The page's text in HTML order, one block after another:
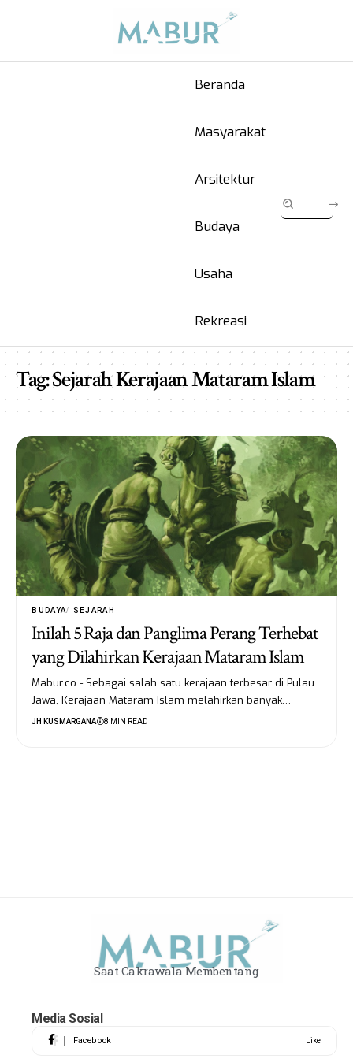
Beranda
Masyarakat
Arsitektur
Budaya
Usaha
Rekreasi
Tag:Sejarah Kerajaan Mataram Islam
BUDAYA SEJARAH
Inilah 5 Raja dan Panglima Perang Terhebat
yang Dilahirkan Kerajaan Mataram Islam
Mabur.co - Sebagai salah satu kerajaan terbesar di Pulau
Jawa, Kerajaan Mataram Islam melahirkan banyak…
JH KUSMARGANA 8 MIN READ
Saat Cakrawala Membentang
Media Sosial
Facebook Like